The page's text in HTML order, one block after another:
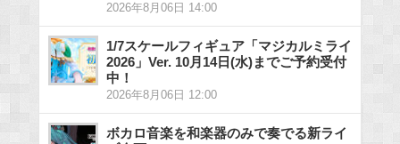
2026年8月06日 14:00
1/7スケールフィギュア「マジカルミライ
2026」Ver. 10月14日(水)までご予約受付
中！
2026年8月06日 12:00
ボカロ音楽を和楽器のみで奏でる新ライ